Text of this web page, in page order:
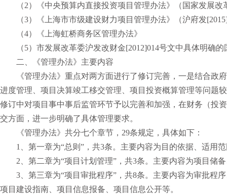
（2）《中央预算内直接投资项目管理办法》（国家发展改
（3）《上海市市级建设财力项目管理办法》（沪府发
（4）《上海虹桥商务区管理办法》
（5）市发展改革委沪发改财金[2012]014号文中具体明确
二、《管理办法》主要内容
《管理办法》重点对两方面进行了修订完善，一是结合
进度管理、项目决算竣工移交管理、项目投资概算管理等问题
修订中对项目事中事后监管环节予以完善和加强，在财务（投
交方面，进一步明确了具体管理要求。
《管理办法》共分七个章节，29条规定，具体如下：
1、第一章为“总则”，共3条。主要内容为目的依据、适用
2、第二章为“项目计划管理”，共3条。主要内容为项目储
3、第三章为“项目审批程序”，共8条。主要内容为审批程
项目建设指南、项目信息报备、项目信息公开等。